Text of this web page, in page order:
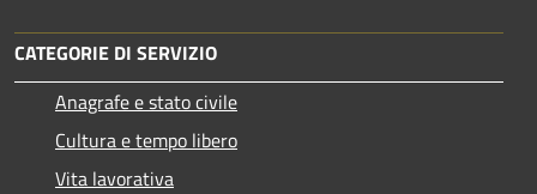
CATEGORIE DI SERVIZIO
Anagrafe e stato civile
Cultura e tempo libero
Vita lavorativa